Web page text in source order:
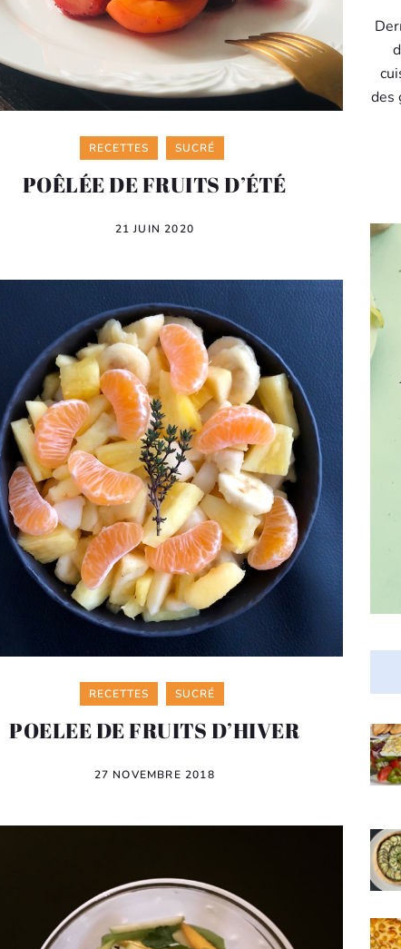
Categories
RECETTES SUCRÉ
POÊLÉE DE FRUITS D’ÉTÉ
21 JUIN 2020
Categories
RECETTES SUCRÉ
POELEE DE FRUITS D’HIVER
27 NOVEMBRE 2018
des